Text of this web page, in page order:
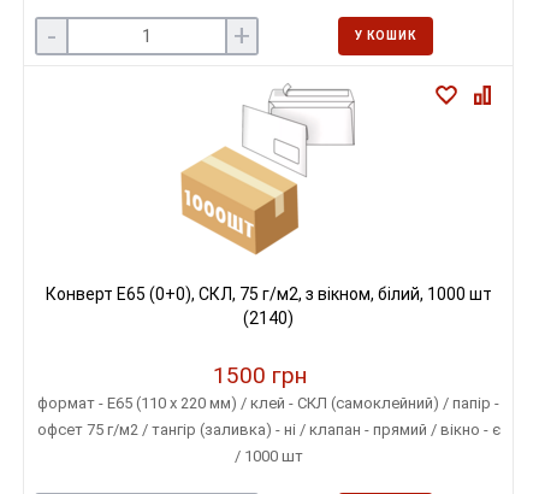
- + У КОШИК
Конверт E65 (0+0), СКЛ, 75 г/м2, з вікном, білий, 1000 шт
(2140)
1500 грн
формат - E65 (110 х 220 мм) / клей - СКЛ (самоклейний) / папір -
офсет 75 г/м2 / тангір (заливка) - ні / клапан - прямий / вікно - є
/ 1000 шт